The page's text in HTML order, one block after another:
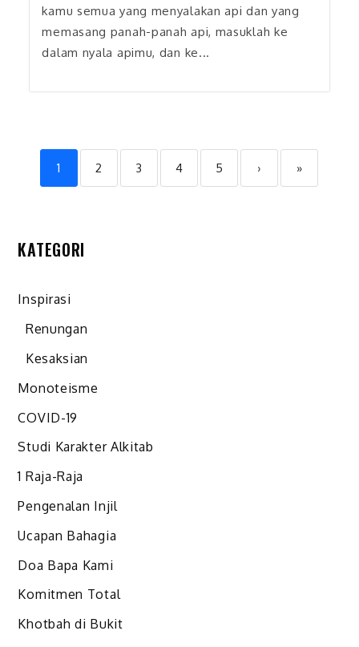
kamu semua yang menyalakan api dan yang
memasang panah-panah api, masuklah ke
dalam nyala apimu, dan ke...
1 2 3 4 5 › »
KATEGORI
Inspirasi
Renungan
Kesaksian
Monoteisme
COVID-19
Studi Karakter Alkitab
1 Raja-Raja
Pengenalan Injil
Ucapan Bahagia
Doa Bapa Kami
Komitmen Total
Khotbah di Bukit